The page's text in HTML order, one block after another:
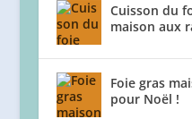
Cuisson du
maison aux
Foie gras
pour Noël !